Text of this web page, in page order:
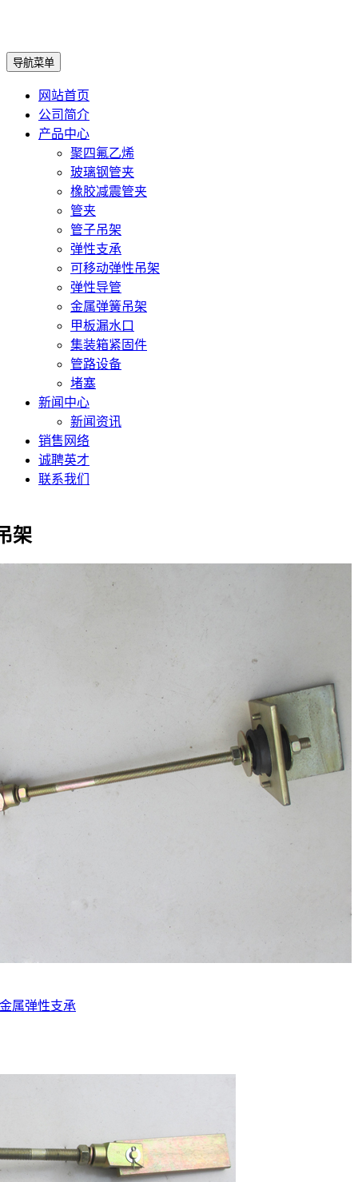
导航菜单
网站首页
公司简介
产品中心
聚四氟乙烯
玻璃钢管夹
橡胶减震管夹
管夹
管子吊架
弹性支承
可移动弹性吊架
弹性导管
金属弹簧吊架
甲板漏水口
集装箱紧固件
管路设备
堵塞
新闻中心
新闻资讯
销售网络
诚聘英才
联系我们
架
金属弹性支承